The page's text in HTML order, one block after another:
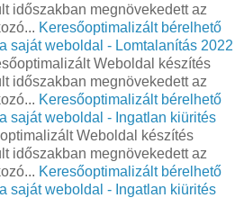
időszakban megnövekedett az
Keresőoptimalizált bérelhető
saját weboldal - Lomtalanítás 2022
Weboldal készítés
időszakban megnövekedett az
Keresőoptimalizált bérelhető
saját weboldal - Ingatlan kiürités
Weboldal készítés
időszakban megnövekedett az
Keresőoptimalizált bérelhető
saját weboldal - Ingatlan kiürités